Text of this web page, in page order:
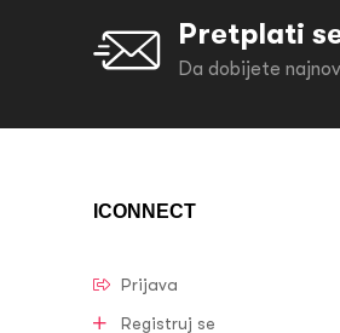
Pretplati
Da dobijete
ICONNECT
Prijava
Registruj se